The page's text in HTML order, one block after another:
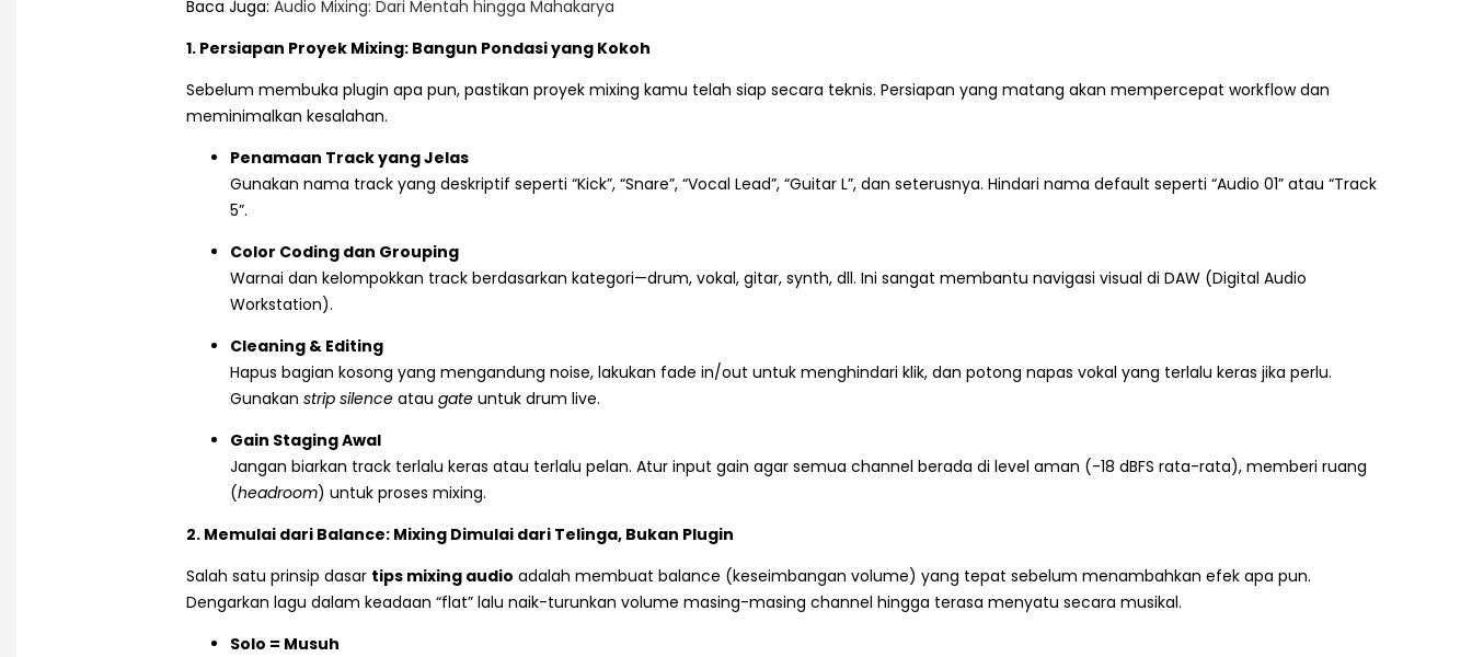
Baca Juga: Audio Mixing: Dari Mentah hingga Mahakarya
1. Persiapan Proyek Mixing: Bangun Pondasi yang Kokoh
Sebelum membuka plugin apa pun, pastikan proyek mixing kamu telah siap secara teknis. Persiapan yang matang akan mempercepat workflow dan
meminimalkan kesalahan.
Penamaan Track yang Jelas
Gunakan nama track yang deskriptif seperti “Kick”, “Snare”, “Vocal Lead”, “Guitar L”, dan seterusnya. Hindari nama default seperti “Audio 01” atau “Track
5”.
Color Coding dan Grouping
Warnai dan kelompokkan track berdasarkan kategori—drum, vokal, gitar, synth, dll. Ini sangat membantu navigasi visual di DAW (Digital Audio
Workstation).
Cleaning & Editing
Hapus bagian kosong yang mengandung noise, lakukan fade in/out untuk menghindari klik, dan potong napas vokal yang terlalu keras jika perlu.
Gunakan strip silence atau gate untuk drum live.
Gain Staging Awal
Jangan biarkan track terlalu keras atau terlalu pelan. Atur input gain agar semua channel berada di level aman (-18 dBFS rata-rata), memberi ruang
(headroom) untuk proses mixing.
2. Memulai dari Balance: Mixing Dimulai dari Telinga, Bukan Plugin
Salah satu prinsip dasar tips mixing audio adalah membuat balance (keseimbangan volume) yang tepat sebelum menambahkan efek apa pun.
Dengarkan lagu dalam keadaan “flat” lalu naik-turunkan volume masing-masing channel hingga terasa menyatu secara musikal.
Solo = Musuh